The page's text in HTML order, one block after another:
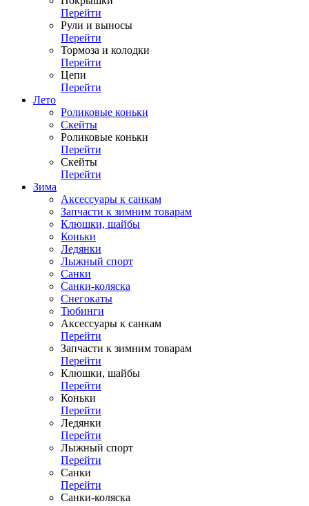
Перейти
Рули и выносы
Перейти
Тормоза и колодки
Перейти
Цепи
Перейти
Лето
Роликовые коньки
Скейты
Роликовые коньки
Перейти
Скейты
Перейти
Зима
Аксессуары к санкам
Запчасти к зимним товарам
Клюшки, шайбы
Коньки
Ледянки
Лыжный спорт
Санки
Санки-коляска
Снегокаты
Тюбинги
Аксессуары к санкам
Перейти
Запчасти к зимним товарам
Перейти
Клюшки, шайбы
Перейти
Коньки
Перейти
Ледянки
Перейти
Лыжный спорт
Перейти
Санки
Перейти
Санки-коляска